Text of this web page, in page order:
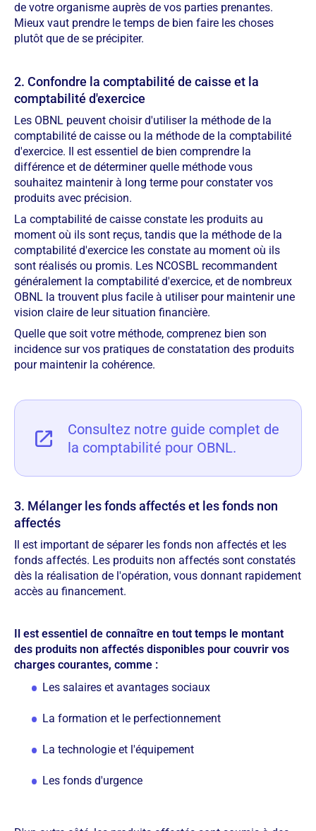
de votre organisme auprès de vos parties prenantes.
Mieux vaut prendre le temps de bien faire les choses
plutôt que de se précipiter.
2. Confondre la comptabilité de caisse et la
comptabilité d'exercice
Les OBNL peuvent choisir d'utiliser la méthode de la
comptabilité de caisse ou la méthode de la comptabilité
d'exercice. Il est essentiel de bien comprendre la
différence et de déterminer quelle méthode vous
souhaitez maintenir à long terme pour constater vos
produits avec précision.
La comptabilité de caisse constate les produits au
moment où ils sont reçus, tandis que la méthode de la
comptabilité d'exercice les constate au moment où ils
sont réalisés ou promis. Les NCOSBL recommandent
généralement la comptabilité d'exercice, et de nombreux
OBNL la trouvent plus facile à utiliser pour maintenir une
vision claire de leur situation financière.
Quelle que soit votre méthode, comprenez bien son
incidence sur vos pratiques de constatation des produits
pour maintenir la cohérence.
Consultez notre guide complet de
la comptabilité pour OBNL.
3. Mélanger les fonds affectés et les fonds non
affectés
Il est important de séparer les fonds non affectés et les
fonds affectés. Les produits non affectés sont constatés
dès la réalisation de l'opération, vous donnant rapidement
accès au financement.
Il est essentiel de connaître en tout temps le montant
des produits non affectés disponibles pour couvrir vos
charges courantes, comme :
Les salaires et avantages sociaux
La formation et le perfectionnement
La technologie et l'équipement
Les fonds d'urgence